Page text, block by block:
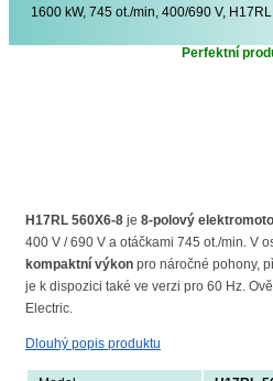
1600 kW, 745 ot./min, 400/690 V,
Perfektní
H17RL 560X6-8 je 8-polový
400 V / 690 V a otáčkami 745 ot./min. V
kompaktní výkon pro náročné pohony,
je k dispozici také ve verzi pro 60 Hz.
Electric.
Dlouhý popis produktu